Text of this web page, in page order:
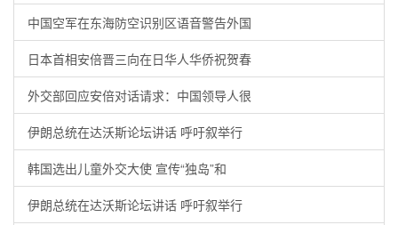
中国空军在东海防空识别区语音警告外国
日本首相安倍晋三向在日华人华侨祝贺春
外交部回应安倍对话请求：中国领导人很
伊朗总统在达沃斯论坛讲话 呼吁叙举行
韩国选出儿童外交大使 宣传“独岛”和
伊朗总统在达沃斯论坛讲话 呼吁叙举行